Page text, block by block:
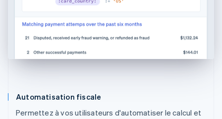
Automatisation fiscale
Permettez à vos utilisateurs d'automatiser le calcul et